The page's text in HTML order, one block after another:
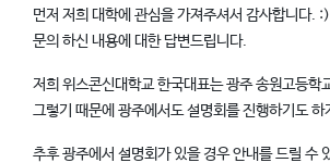
먼저 저희 대학에 관심을 가져주셔서 감사합니다. :)
문의 하신 내용에 대한 답변드립니다.
저희 위스콘신대학교 한국대표는 광주 송원고등
그렇기 때문에 광주에서도 설명회를 진행하기도
추후 광주에서 설명회가 있을 경우 안내를 드릴 수